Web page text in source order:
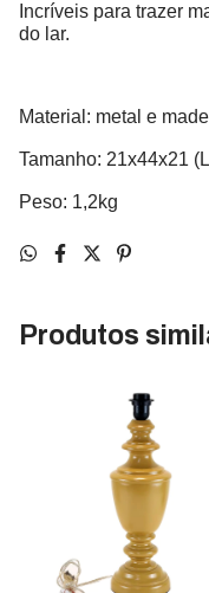
Incríveis para trazer
do lar.
Material: metal e
Tamanho: 21x44x21
Peso: 1,2kg
Produtos